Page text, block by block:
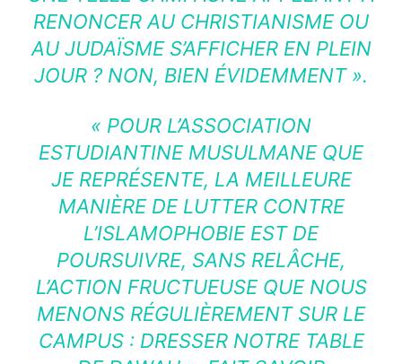
RENONCER AU CHRISTIANISME OU
AU JUDAÏSME S’AFFICHER EN PLEIN
JOUR ? NON, BIEN ÉVIDEMMENT».
« POUR L’ASSOCIATION
ESTUDIANTINE MUSULMANE QUE
JE REPRÉSENTE, LA MEILLEURE
MANIÈRE DE LUTTER CONTRE
L’ISLAMOPHOBIE EST DE
POURSUIVRE, SANS RELÂCHE,
L’ACTION FRUCTUEUSE QUE NOUS
MENONS RÉGULIÈREMENT SUR LE
CAMPUS : DRESSER NOTRE TABLE